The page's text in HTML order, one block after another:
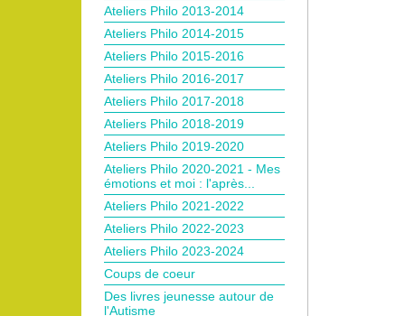
Ateliers Philo 2013-2014
Ateliers Philo 2014-2015
Ateliers Philo 2015-2016
Ateliers Philo 2016-2017
Ateliers Philo 2017-2018
Ateliers Philo 2018-2019
Ateliers Philo 2019-2020
Ateliers Philo 2020-2021 - Mes
émotions et moi : l'après...
Ateliers Philo 2021-2022
Ateliers Philo 2022-2023
Ateliers Philo 2023-2024
Coups de coeur
Des livres jeunesse autour de
l'Autisme